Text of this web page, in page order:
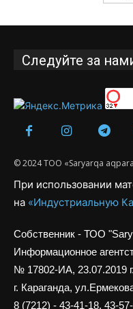
Следуйте за
© 2024 ТОО «Saryarqa
При использовании
на «Индустриальную
Собственник - ТОО
Информационное
№ 17802-ИА, 23.07.2019 г.
г. Караганда,
8 (7212) - 43-41-18, 43-